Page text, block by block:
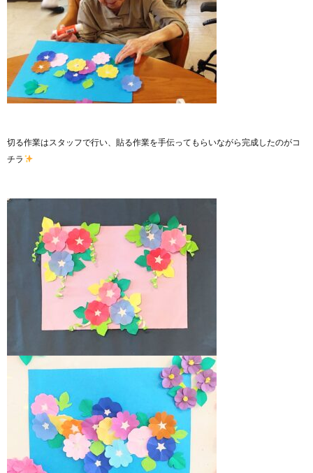
切る作業はスタッフで行い、貼る作業を手伝ってもらいながら完成したのがコ
チラ